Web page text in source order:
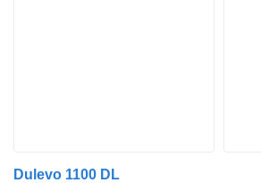
Dulevo 1100 DL